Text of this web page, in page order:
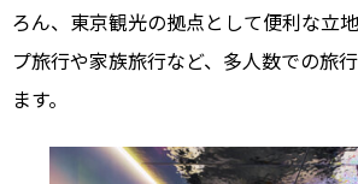
ろん、東京観光の拠点として便利な立
プ旅行や家族旅行など、多人数での旅
ます。